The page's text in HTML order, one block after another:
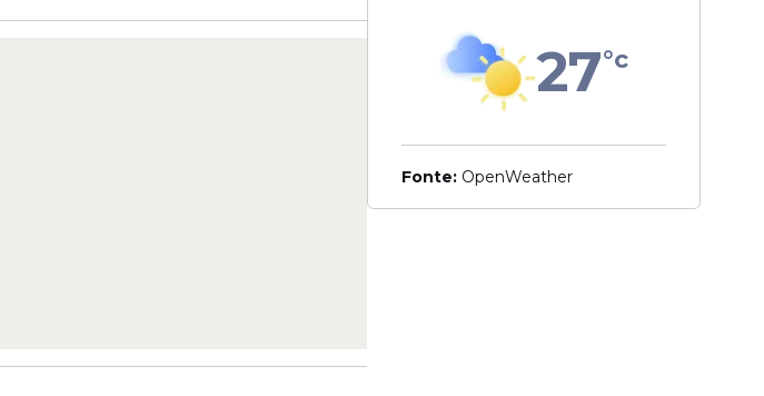
27°c
Fonte: OpenWeather